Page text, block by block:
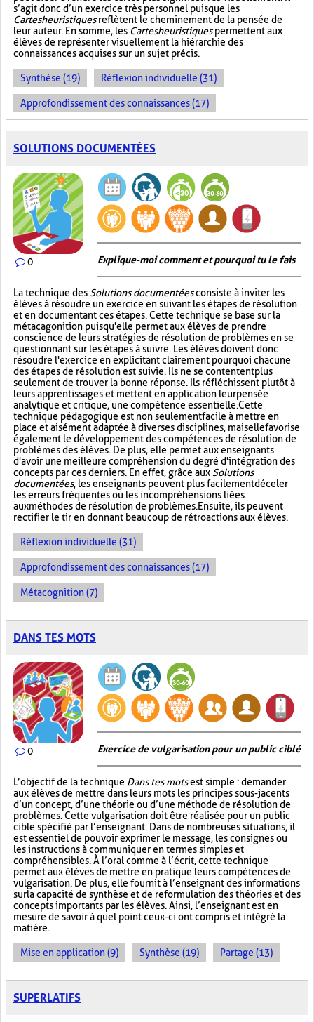
s’agit donc d’un exercice très personnel puisque les
Cartes heuristiquesreflètent le cheminement de la pensée de
leur auteur. En somme, les Cartes heuristiquespermettent aux
élèves de représenter visuellement la hiérarchie des
connaissances acquises sur un sujet précis.
Synthèse (19) Réflexion individuelle (31)
Approfondissement des connaissances (17)
SOLUTIONS DOCUMENTÉES
0 Explique-moi comment et pourquoi tu le fais
La technique des Solutions documentéesconsiste à inviter les
élèves à résoudre un exercice en suivant les étapes de résolution
et en documentant ces étapes. Cette technique se base sur la
métacagonition puisqu'elle permet aux élèves de prendre
conscience de leurs stratégies de résolution de problèmes en se
questionnant sur les étapes à suivre. Les élèves doivent donc
résoudre l'exercice en explicitant clairement pourquoi chacune
des étapes de résolution est suivie. Ils ne se contentent plus
seulement de trouver la bonne réponse. Ils réfléchissent plutôt à
leurs apprentissages et mettent en application leur pensée
analytique et critique, une compétence essentielle. Cette
technique pédagogique est non seulement facile à mettre en
place et aisément adaptée à diverses disciplines, mais elle favorise
également le développement des compétences de résolution de
problèmes des élèves. De plus, elle permet aux enseignants
d'avoir une meilleure compréhension du degré d'intégration des
concepts par ces derniers. En effet, grâce aux Solutions
documentées, les enseignants peuvent plus facilement déceler
les erreurs fréquentes ou les incompréhensions liées
aux méthodes de résolution de problèmes. Ensuite, ils peuvent
rectifier le tir en donnant beaucoup de rétroactions aux élèves.
Réflexion individuelle (31)
Approfondissement des connaissances (17)
Métacognition (7)
DANS TES MOTS
0 Exercice de vulgarisation pour un public ciblé
L’objectif de la technique Dans tes motsest simple : demander
aux élèves de mettre dans leurs mots les principes sous-jacents
d’un concept, d’une théorie ou d’une méthode de résolution de
problèmes. Cette vulgarisation doit être réalisée pour un public
cible spécifié par l’enseignant. Dans de nombreuses situations, il
est essentiel de pouvoir exprimer le message, les consignes ou
les instructions à communiquer en termes simples et
compréhensibles. À l’oral comme à l’écrit, cette technique
permet aux élèves de mettre en pratique leurs compétences de
vulgarisation. De plus, elle fournit à l’enseignant des informations
sur la capacité de synthèse et de reformulation des théories et des
concepts importants par les élèves. Ainsi, l’enseignant est en
mesure de savoir à quel point ceux-ci ont compris et intégré la
matière.
Mise en application (9) Synthèse (19) Partage (13)
SUPERLATIFS